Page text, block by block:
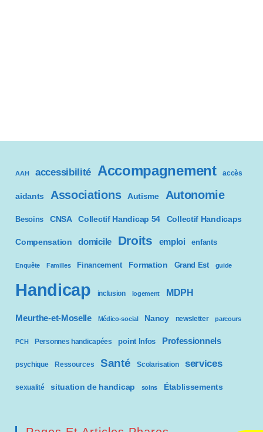
AAH accessibilité Accompagnement accès
aidants Associations Autisme Autonomie
Besoins CNSA Collectif Handicap 54 Collectif Handicaps
Compensation domicile Droits emploi enfants
Enquête Familles Financement Formation Grand Est guide
Handicap inclusion logement MDPH
Meurthe-et-Moselle Médico-social Nancy newsletter parcours
PCH Personnes handicapées point Infos Professionnels
psychique Ressources Santé Scolarisation services
sexualité situation de handicap soins Établissements